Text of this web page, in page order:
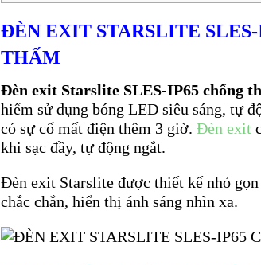
ĐÈN EXIT STARSLITE
THẤM
Đèn exit Starslite SLES-IP65 chống
hiểm sử dụng bóng LED siêu sáng, tự
có sự cố mất điện thêm 3 giờ.Đèn exit
khi sạc đầy, tự động ngắt.
Đèn exit Starslite được thiết kế nhỏ
chắc chắn, hiển thị ánh sáng nhìn xa.